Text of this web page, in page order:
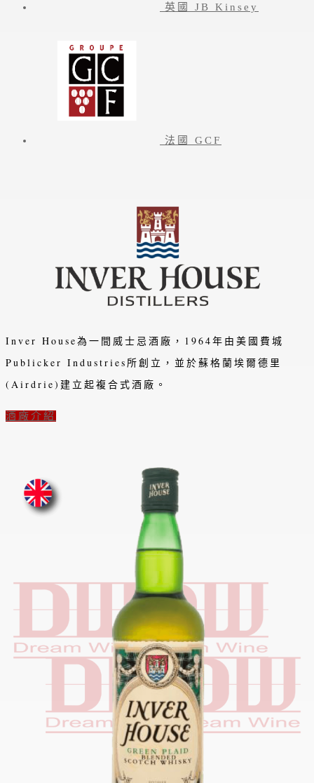
英國 JB Kinsey
法國 GCF
Inver House為一間威士忌酒廠，1964年由美國費城
Publicker Industries所創立，並於蘇格蘭埃爾德里
(Airdrie)建立起複合式酒廠。
酒廠介紹